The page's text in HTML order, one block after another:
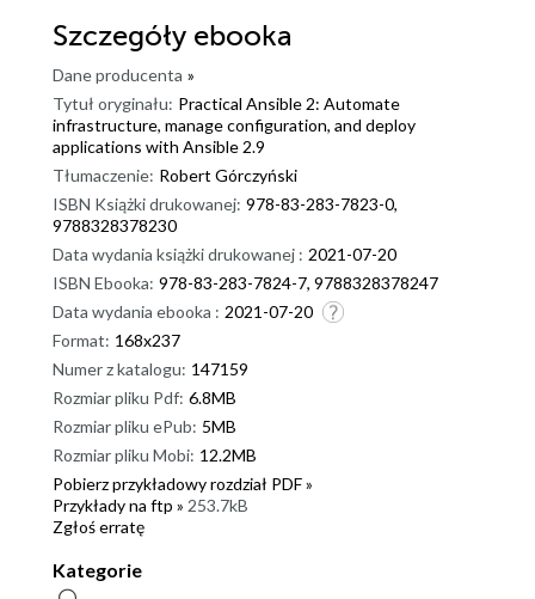
Szczegóły ebooka
Dane producenta »
Tytuł oryginału: Practical Ansible 2: Automate
infrastructure, manage configuration, and deploy
applications with Ansible 2.9
Tłumaczenie: Robert Górczyński
ISBN Książki drukowanej: 978-83-283-7823-0,
9788328378230
Data wydania książki drukowanej : 2021-07-20
ISBN Ebooka: 978-83-283-7824-7, 9788328378247
Data wydania ebooka : 2021-07-20
Format: 168x237
Numer z katalogu: 147159
Rozmiar pliku Pdf: 6.8MB
Rozmiar pliku ePub: 5MB
Rozmiar pliku Mobi: 12.2MB
Pobierz przykładowy rozdział PDF »
Przykłady na ftp » 253.7kB
Zgłoś erratę
Kategorie